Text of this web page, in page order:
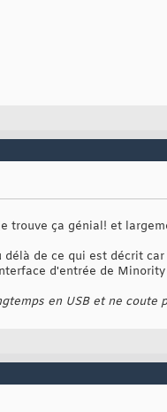
ça génial! et
de ce qui est décrit
d'entrée de
en USB et ne coute